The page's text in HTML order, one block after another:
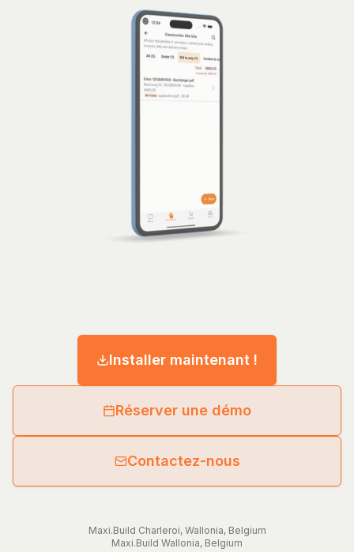
Installer maintenant !
Réserver une démo
Contactez-nous
Maxi.Build Charleroi, Wallonia, Belgium
Maxi.Build Wallonia, Belgium